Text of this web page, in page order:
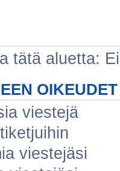
tätä aluetta:
OIKEUDET
viestejä
viestejäsi